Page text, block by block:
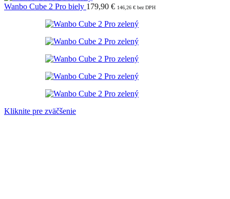
Wanbo Cube 2 Pro biely 179,90 € 146,26 € bez DPH
Kliknite pre zväčšenie